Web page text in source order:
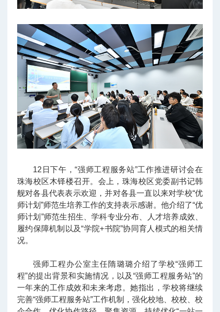
12日下午，“强师工程服务站”工作推进研讨会在
珠海校区木铎楼召开。会上，珠海校区党委副书记韩
舰对各县代表表示欢迎，并对各县一直以来对学校“优
师计划”师范生培养工作的支持表示感谢。他介绍了“优
师计划”师范生招生、学科专业分布、人才培养成效、
履约保障机制以及“学院+书院”协同育人模式的相关情
况。
强师工程办公室主任隋璐璐介绍了学校“强师工
程”的提出背景和实施情况，以及“强师工程服务站”的
一年来的工作成效和未来考虑。她指出，学校将继续
完善“强师工程服务站”工作机制，强化校地、校校、校